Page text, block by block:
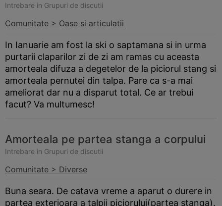
Intrebare in Grupuri de discutii
Comunitate > Oase si articulatii
In Ianuarie am fost la ski o saptamana si in urma
purtarii claparilor zi de zi am ramas cu aceasta
amorteala difuza a degetelor de la piciorul stang si
amorteala pernutei din talpa. Pare ca s-a mai
ameliorat dar nu a disparut total. Ce ar trebui
facut? Va multumesc!
Amorteala pe partea stanga a corpului
Intrebare in Grupuri de discutii
Comunitate > Diverse
Buna seara. De catava vreme a aparut o durere in
partea exterioara a talpii piciorului(partea stanga).